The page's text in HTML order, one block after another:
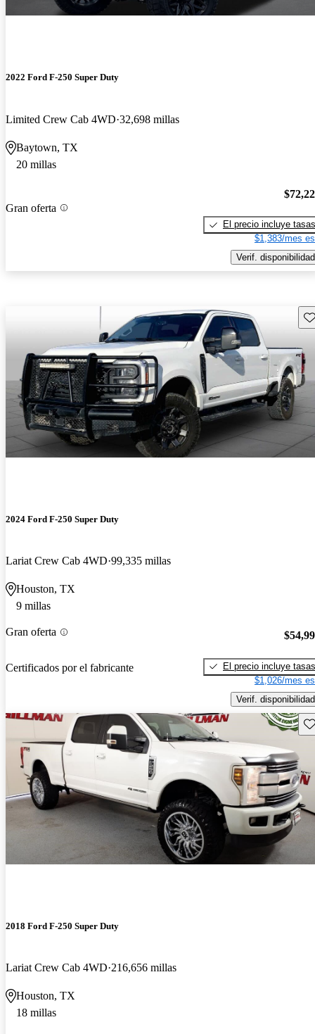
2022 Ford F-250 Super Duty
Limited Crew Cab 4WD 32,698 millas
Baytown, TX
20 millas
Gran oferta
El precio incluye tasas
$1,383/mes
Verif. disponibilidad
2024 Ford F-250 Super Duty
Lariat Crew Cab 4WD 99,335 millas
Houston, TX
9 millas
Gran oferta
Certificados por el fabricante
El precio incluye tasas
$1,026/mes
Verif. disponibilidad
2018 Ford F-250 Super Duty
Lariat Crew Cab 4WD 216,656 millas
Houston, TX
18 millas